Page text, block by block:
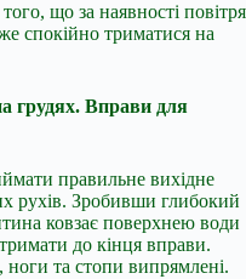
що за наявності повітря
спокійно триматися на
грудях. Вправи для
правильне вихідне
рухів. Зробивши глибокий
ковзає поверхнею води
до кінця вправи.
та стопи випрямлені.